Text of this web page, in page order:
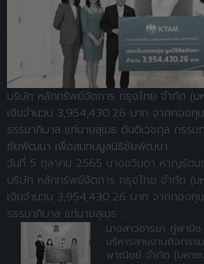
บริษัท หลักทรัพย์จัดการ กรุงไทย จำกัด (ม
เงินจำนวน 3,954,430.26 บาท จากกอง
ธรรมาภิบาล แก่นายสุเมธ ตันติเวชกุล กรรม
ชัยพัฒนา เพื่อสมทบมูลนิธิชัยพัฒนา
วันที่ 5 ตุลาคม 2565 นางชวินดา หาญรัตน
บริษัท หลักทรัพย์จัดการ กรุงไทย จำกัด (ม
เงินจำนวน 3,954,430.26 บาท จากกอง
ธรรมาภิบาล แก่นายสุเมธ ...
นางสาวอารยา ภู่พา
บริหารสายงานกิจกรร
พาณิชย์ จำกัด (มหาช